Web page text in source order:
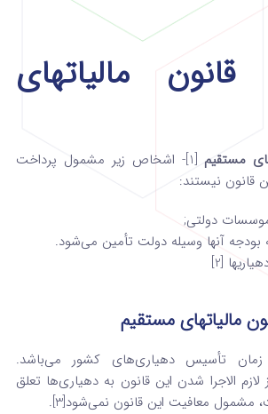
ماده 2 قانون مالیاتهای
[1]- اشخاص زیر مشمول پرداخت
قانون نیستند:
موسسات دولتی;
بودجه آنها وسیله دولت تأمین می‌شود.
[2]
زمان تأسیس دهیاری‌های کشور می‌باشد.
لازم الاجرا شدن این قانون به دهیاری‌ها تعلق
مشمول معافیت این قانون نمی‌شود[3].